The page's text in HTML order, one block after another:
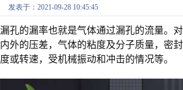
发表于：2021-09-28 10:45:45
漏孔的漏率也就是气体通过漏孔的流量。
内外的压差，气体的粘度及分子质量，密
度或转速，受机械振动和冲击的情况等。